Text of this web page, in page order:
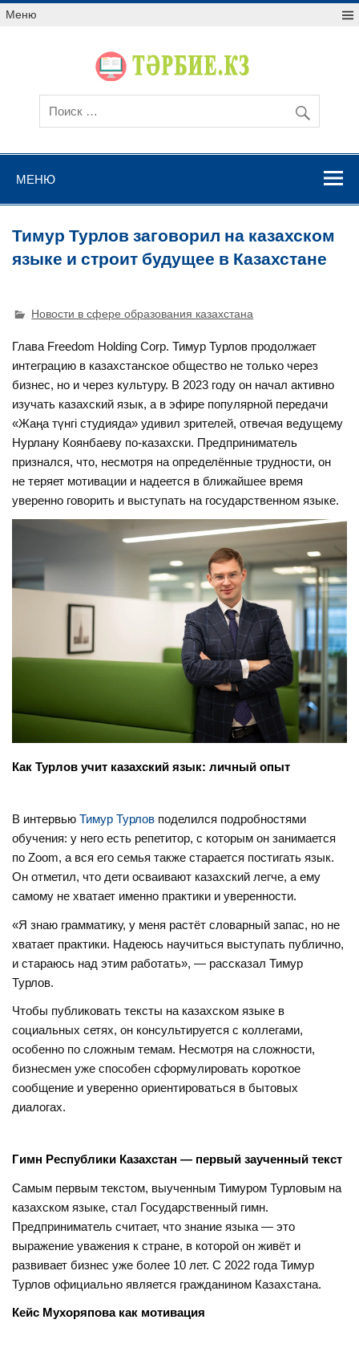
Меню
МЕНЮ
Тимур Турлов заговорил на казахском
языке и строит будущее в Казахстане
Новости в сфере образования казахстана
Глава Freedom Holding Corp. Тимур Турлов продолжает
интеграцию в казахстанское общество не только через
бизнес, но и через культуру. В 2023 году он начал активно
изучать казахский язык, а в эфире популярной передачи
«Жаңа түнгі студияда» удивил зрителей, отвечая ведущему
Нурлану Коянбаеву по-казахски. Предприниматель
признался, что, несмотря на определённые трудности, он
не теряет мотивации и надеется в ближайшее время
уверенно говорить и выступать на государственном языке.
Как Турлов учит казахский язык: личный опыт
В интервьюТимур Турлов поделился подробностями
обучения: у него есть репетитор, с которым он занимается
по Zoom, а вся его семья также старается постигать язык.
Он отметил, что дети осваивают казахский легче, а ему
самому не хватает именно практики и уверенности.
«Я знаю грамматику, у меня растёт словарный запас, но не
хватает практики. Надеюсь научиться выступать публично,
и стараюсь над этим работать», — рассказал Тимур
Турлов.
Чтобы публиковать тексты на казахском языке в
социальных сетях, он консультируется с коллегами,
особенно по сложным темам. Несмотря на сложности,
бизнесмен уже способен сформулировать короткое
сообщение и уверенно ориентироваться в бытовых
диалогах.
Гимн Республики Казахстан — первый заученный текст
Самым первым текстом, выученным Тимуром Турловым на
казахском языке, стал Государственный гимн.
Предприниматель считает, что знание языка — это
выражение уважения к стране, в которой он живёт и
развивает бизнес уже более 10 лет. С 2022 года Тимур
Турлов официально является гражданином Казахстана.
Кейс Мухоряпова как мотивация